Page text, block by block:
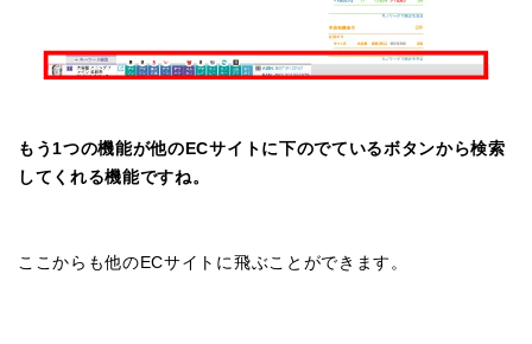
もう1つの機能が他のECサイトに下のでているボタンから検索
してくれる機能ですね。
ここからも他のECサイトに飛ぶことができます。